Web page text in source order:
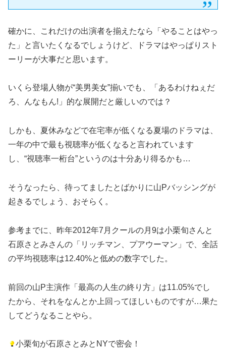
確かに、これだけの出演者を揃えたなら「やることはやっ
た」と言いたくなるでしょうけど、ドラマはやっぱりスト
ーリーが大事だと思います。
いくら登場人物が“美男美女”揃いでも、「あるわけねぇだ
ろ、んなもん!」的な展開だと厳しいのでは？
しかも、夏休みなどで在宅率が低くなる夏場のドラマは、
一年の中で最も視聴率が低くなると言われています
し、“視聴率一桁台”というのは十分あり得るかも…
そうなったら、待ってましたとばかりに山Pバッシングが
起きるでしょう、おそらく。
参考までに、昨年2012年7月クールの月9は小栗旬さんと
石原さとみさんの「リッチマン、プアウーマン」で、全話
の平均視聴率は12.40%と低めの数字でした。
前回の山P主演作「最高の人生の終り方」は11.05%でし
たから、それをなんとか上回ってほしいものですが…果た
してどうなることやら。
小栗旬が石原さとみとNYで密会！